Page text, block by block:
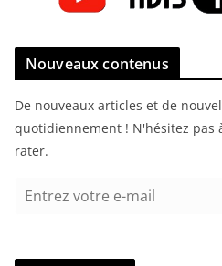
Nouveaux contenus
De nouveaux articles et de
quotidiennement ! N'hésitez pas
rater.
r